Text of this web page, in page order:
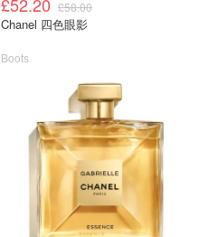
£58.00
Chanel 四色眼影
Boots